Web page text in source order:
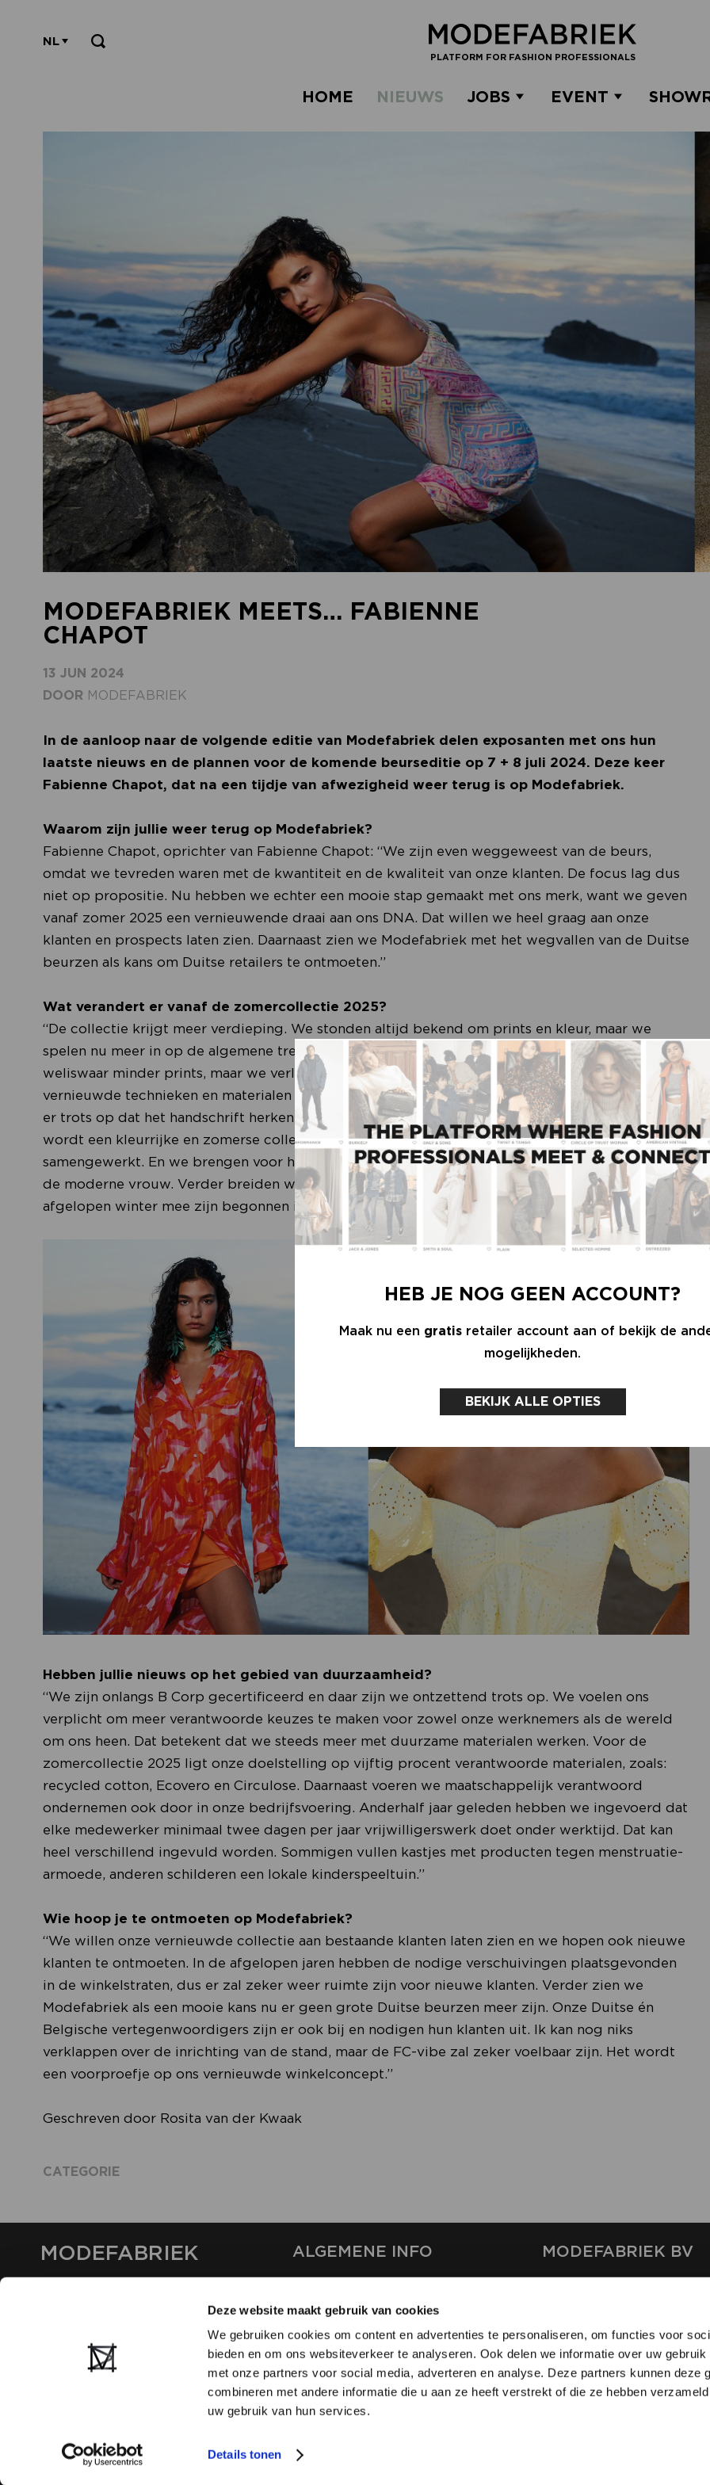
Deze website maakt gebruik van cookies
We gebruiken cookies om content en advertenties te personaliseren, om functies voor
bieden en om ons websiteverkeer te analyseren. Ook delen we informatie over uw
met onze partners voor social media, adverteren en analyse. Deze partners kunnen deze
combineren met andere informatie die u aan ze heeft verstrekt of die ze hebben
uw gebruik van hun services.
Details tonen
PLATFORM FOR FASHION PROFESSIONALS
NL
HOME NIEUWS JOBS EVENT
HEB JE NOG GEEN ACCOUNT?
Maak nu een gratisretailer account aan of bekijk de
mogelijkheden.
BEKIJK ALLE OPTIES
MODEFABRIEK MEETS… FABIENNE
CHAPOT
13 JUN 2024
DOOR MODEFABRIEK
In de aanloop naar de volgende editie van Modefabriek delen exposanten met ons hun
laatste nieuws en de plannen voor de komende beurseditie op 7 + 8 juli 2024. Deze keer
Fabienne Chapot, dat na een tijdje van afwezigheid weer terug is op Modefabriek.
Waarom zijn jullie weer terug op Modefabriek?
Fabienne Chapot, oprichter van Fabienne Chapot: “We zijn even weggeweest van de beurs,
omdat we tevreden waren met de kwantiteit en de kwaliteit van onze klanten. De focus lag dus
niet op propositie. Nu hebben we echter een mooie stap gemaakt met ons merk, want we geven
vanaf zomer 2025 een vernieuwende draai aan ons DNA. Dat willen we heel graag aan onze
klanten en prospects laten zien. Daarnaast zien we Modefabriek met het wegvallen van de Duitse
beurzen als kans om Duitse retailers te ontmoeten.”
Wat verandert er vanaf de zomercollectie 2025?
“De collectie krijgt meer verdieping. We stonden altijd bekend om prints en kleur, maar we
spelen nu meer in op de algemene trend dat prints minder dominant worden. We brengen
weliswaar minder prints, maar we verliezen ons DNA niet. Het FC DNA zien we terug in
vernieuwde technieken en materialen met meer textuur zoals kant, linnen, denim, jersey. Ik ben
er trots op dat het handschrift herkenbaar is gebleven. Het thema is Summer Market, dus het
wordt een kleurrijke en zomerse collectie, waar design en marketing nauw hebben
samengewerkt. En we brengen voor het eerst een beach capsule, met alle beach essentials voor
de moderne vrouw. Verder breiden we voor zomer 2025 ook het aanbod outerwear uit, waar we
afgelopen winter mee zijn begonnen in de vorm van een aantal quilted jassen.”
Hebben jullie nieuws op het gebied van duurzaamheid?
“We zijn onlangs B Corp gecertificeerd en daar zijn we ontzettend trots op. We voelen ons
verplicht om meer verantwoorde keuzes te maken voor zowel onze werknemers als de wereld
om ons heen. Dat betekent dat we steeds meer met duurzame materialen werken. Voor de
zomercollectie 2025 ligt onze doelstelling op vijftig procent verantwoorde materialen, zoals:
recycled cotton, Ecovero en Circulose. Daarnaast voeren we maatschappelijk verantwoord
ondernemen ook door in onze bedrijfsvoering. Anderhalf jaar geleden hebben we ingevoerd dat
elke medewerker minimaal twee dagen per jaar vrijwilligerswerk doet onder werktijd. Dat kan
heel verschillend ingevuld worden. Sommigen vullen kastjes met producten tegen menstruatie-
armoede, anderen schilderen een lokale kinderspeeltuin.”
Wie hoop je te ontmoeten op Modefabriek?
“We willen onze vernieuwde collectie aan bestaande klanten laten zien en we hopen ook nieuwe
klanten te ontmoeten. In de afgelopen jaren hebben de nodige verschuivingen plaatsgevonden
in de winkelstraten, dus er zal zeker weer ruimte zijn voor nieuwe klanten. Verder zien we
Modefabriek als een mooie kans nu er geen grote Duitse beurzen meer zijn. Onze Duitse én
Belgische vertegenwoordigers zijn er ook bij en nodigen hun klanten uit. Ik kan nog niks
verklappen over de inrichting van de stand, maar de FC-vibe zal zeker voelbaar zijn. Het wordt
een voorproefje op ons vernieuwde winkelconcept.”
Geschreven door Rosita van der Kwaak
CATEGORIE
MODEFABRIEK ALGEMENE INFO
CONTACT
PARTNERS
ADVERTEREN
MODEFABRIEK BV
SHIFT
2026PRIVACY EN COOKIE STATEMENT TERMS OF USE